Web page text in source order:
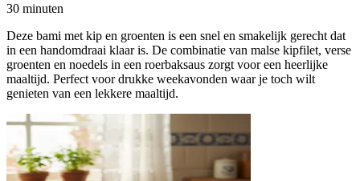
30 minuten
Deze bami met kip en groenten is een snel en smakelijk gerecht dat
in een handomdraai klaar is. De combinatie van malse kipfilet, verse
groenten en noedels in een roerbaksaus zorgt voor een heerlijke
maaltijd. Perfect voor drukke weekavonden waar je toch wilt
genieten van een lekkere maaltijd.